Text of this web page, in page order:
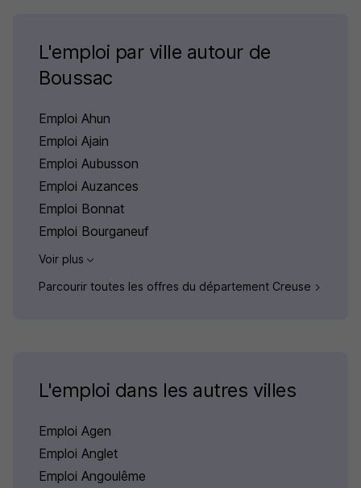
L'emploi par ville autour de
Boussac
Emploi Ahun
Emploi Ajain
Emploi Aubusson
Emploi Auzances
Emploi Bonnat
Emploi Bourganeuf
Voir plus
Parcourir toutes les offres du département Creuse
L'emploi dans les autres villes
Emploi Agen
Emploi Anglet
Emploi Angoulême